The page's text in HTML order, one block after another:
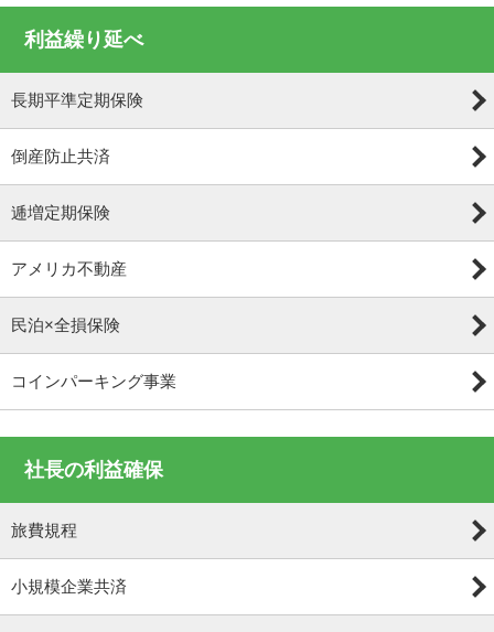
利益繰り延べ
長期平準定期保険
倒産防止共済
逓増定期保険
アメリカ不動産
民泊×全損保険
コインパーキング事業
社長の利益確保
旅費規程
小規模企業共済